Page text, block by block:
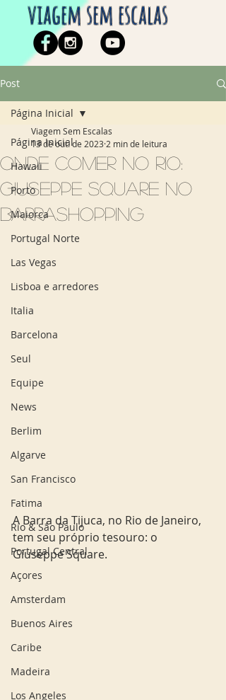
viagem sem escalas
Post
Página Inicial
Hawaii
Porto
Maiorca
Portugal Norte
Las Vegas
Lisboa e arredores
Italia
Barcelona
Seul
Equipe
News
Berlim
Algarve
San Francisco
Fatima
Rio & São Paulo
Portugal Central
Açores
Amsterdam
Buenos Aires
Caribe
Madeira
Los Angeles
Página Inicial
Onde comer no Rio:
Giuseppe Square no
BarraShopping
Viagem Sem Escalas
13 de out. de 2023 2 min de leitura
A Barra da Tijuca, no Rio de Janeiro,
tem seu próprio tesouro: o
Giuseppe Square.